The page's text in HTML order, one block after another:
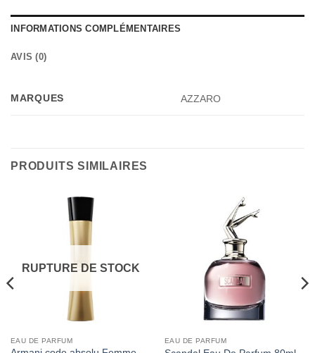
INFORMATIONS COMPLÉMENTAIRES
AVIS (0)
MARQUES AZZARO
PRODUITS SIMILAIRES
RUPTURE DE STOCK
EAU DE PARFUM EAU DE PARFUM